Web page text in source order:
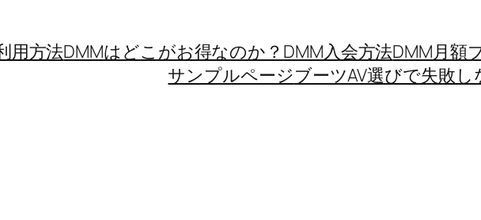
用方法DMMはどこがお得なのか？ DMM入会方法DMM月額
サンプルページブーツAV選びで失敗し